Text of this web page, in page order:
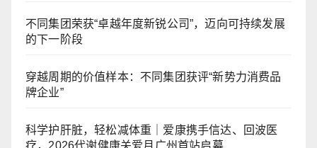
不同集团荣获“卓越年度新锐公司”，迈向可持续发展
的下一阶段
穿越周期的价值样本：不同集团获评“新势力消费品
牌企业”
科学护肝脏，轻松减体重｜爱康携手信达、回波医